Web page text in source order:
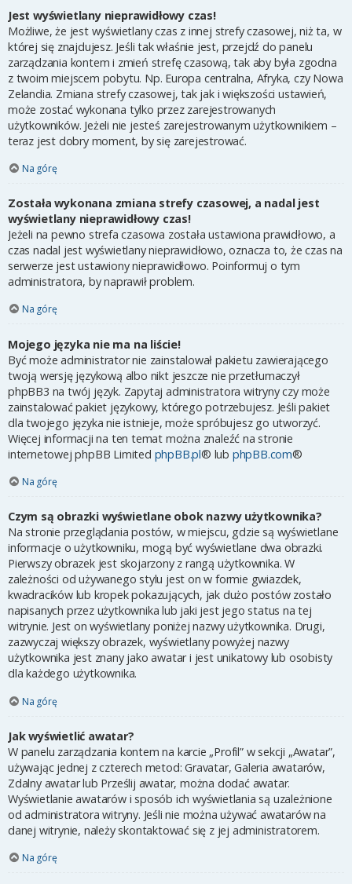
Jest wyświetlany nieprawidłowy czas!
Możliwe, że jest wyświetlany czas z innej strefy czasowej, niż ta, w
której się znajdujesz. Jeśli tak właśnie jest, przejdź do panelu
zarządzania kontem i zmień strefę czasową, tak aby była zgodna
z twoim miejscem pobytu. Np. Europa centralna, Afryka, czy Nowa
Zelandia. Zmiana strefy czasowej, tak jak i większości ustawień,
może zostać wykonana tylko przez zarejestrowanych
użytkowników. Jeżeli nie jesteś zarejestrowanym użytkownikiem –
teraz jest dobry moment, by się zarejestrować.
Na górę
Została wykonana zmiana strefy czasowej, a nadal jest
wyświetlany nieprawidłowy czas!
Jeżeli na pewno strefa czasowa została ustawiona prawidłowo, a
czas nadal jest wyświetlany nieprawidłowo, oznacza to, że czas na
serwerze jest ustawiony nieprawidłowo. Poinformuj o tym
administratora, by naprawił problem.
Na górę
Mojego języka nie ma na liście!
Być może administrator nie zainstalował pakietu zawierającego
twoją wersję językową albo nikt jeszcze nie przetłumaczył
phpBB3 na twój język. Zapytaj administratora witryny czy może
zainstalować pakiet językowy, którego potrzebujesz. Jeśli pakiet
dla twojego języka nie istnieje, może spróbujesz go utworzyć.
Więcej informacji na ten temat można znaleźć na stronie
internetowej phpBB Limited phpBB.pl® lub phpBB.com®
Na górę
Czym są obrazki wyświetlane obok nazwy użytkownika?
Na stronie przeglądania postów, w miejscu, gdzie są wyświetlane
informacje o użytkowniku, mogą być wyświetlane dwa obrazki.
Pierwszy obrazek jest skojarzony z rangą użytkownika. W
zależności od używanego stylu jest on w formie gwiazdek,
kwadracików lub kropek pokazujących, jak dużo postów zostało
napisanych przez użytkownika lub jaki jest jego status na tej
witrynie. Jest on wyświetlany poniżej nazwy użytkownika. Drugi,
zazwyczaj większy obrazek, wyświetlany powyżej nazwy
użytkownika jest znany jako awatar i jest unikatowy lub osobisty
dla każdego użytkownika.
Na górę
Jak wyświetlić awatar?
W panelu zarządzania kontem na karcie „Profil” w sekcji „Awatar”,
używając jednej z czterech metod: Gravatar, Galeria awatarów,
Zdalny awatar lub Prześlij awatar, można dodać awatar.
Wyświetlanie awatarów i sposób ich wyświetlania są uzależnione
od administratora witryny. Jeśli nie można używać awatarów na
danej witrynie, należy skontaktować się z jej administratorem.
Na górę